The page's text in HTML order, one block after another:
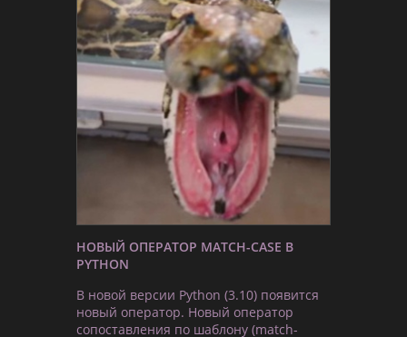
НОВЫЙ ОПЕРАТОР MATCH-CASE В
PYTHON
В новой версии Python (3.10) появится
новый оператор. Новый оператор
сопоставления по шаблону (match-